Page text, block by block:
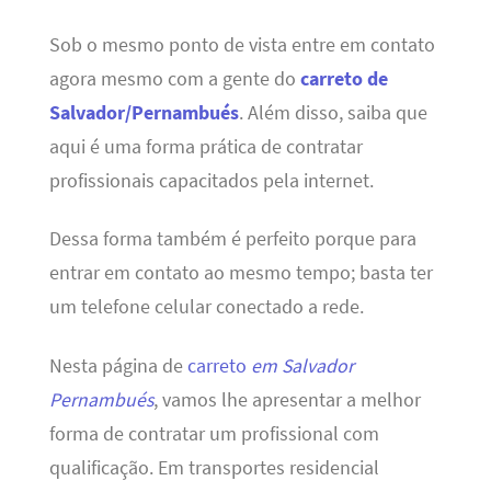
Sob o mesmo ponto de vista entre em contato
agora mesmo com a gente do carreto de
Salvador/Pernambués. Além disso, saiba que
aqui é uma forma prática de contratar
profissionais capacitados pela internet.
Dessa forma também é perfeito porque para
entrar em contato ao mesmo tempo; basta ter
um telefone celular conectado a rede.
Nesta página decarreto em Salvador
Pernambués, vamos lhe apresentar a melhor
forma de contratar um profissional com
qualificação. Em transportes residencial